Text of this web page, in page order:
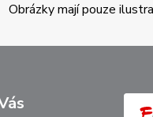
Obrázky mají pouze